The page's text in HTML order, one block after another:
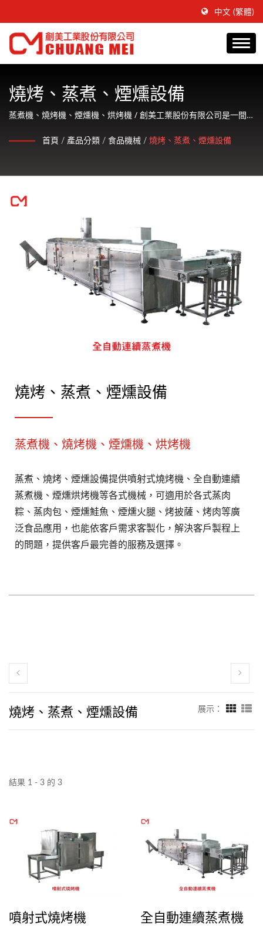
中文 (繁體)
燒烤、蒸煮、煙燻設備
蒸煮機、燒烤機、煙燻機、烘烤機 / 創美工業股份有限公司是一間
首頁 / 產品分類 / 食品機械 / 燒烤、蒸煮、煙燻設備
燒烤、蒸煮、煙燻設備
蒸煮機、燒烤機、煙燻機、烘烤機
蒸煮、燒烤、煙燻設備提供噴射式燒烤機、全自動連續
蒸煮機、煙燻烘烤機等各式機械，可適用於各式蒸肉
粽、蒸肉包、煙燻鮭魚、煙燻火腿、烤披薩、烤肉等廣
泛食品應用，也能依客戶需求客製化，解決客戶製程上
的問題，提供客戶最完善的服務及選擇。
燒烤、蒸煮、煙燻設備 展示：
結果 1 - 3 的 3
噴射式燒烤機 全自動連續蒸煮機